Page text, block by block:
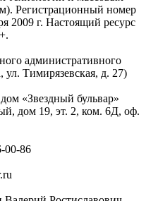
Регистрационный номер
2009 г. Настоящий ресурс
административного
Тимирязевская, д. 27)
«Звездный бульвар»
дом 19, эт. 2, ком. 6Д, оф.
00-86